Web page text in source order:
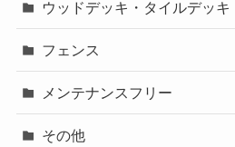
ウッドデッキ・タイルデッキ
フェンス
メンテナンスフリー
その他